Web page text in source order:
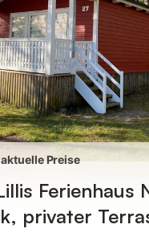
Preise
Ferienhaus
privater